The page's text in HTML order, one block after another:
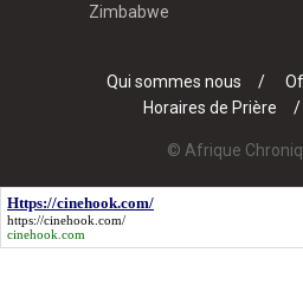
Zimbabwe
Qui sommes nous
Horaires de Prière
© Afrique
Https://cinehook.com/
https://cinehook.com/
cinehook.com